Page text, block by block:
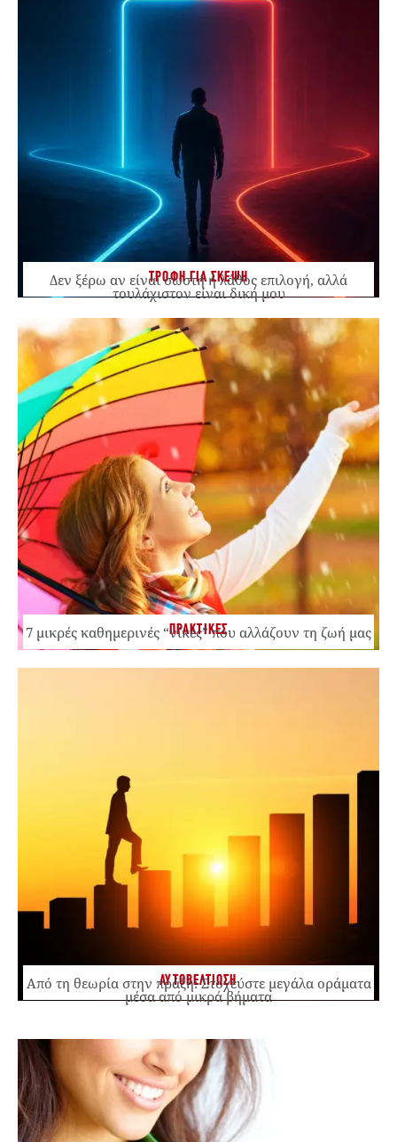
ΤΡΟΦΗ ΓΙΑ ΣΚΕΨΗ
Δεν ξέρω αν είναι σωστή ή λάθος επιλογή, αλλά
τουλάχιστον είναι δική μου
ΠΡΑΚΤΙΚΕΣ
7 μικρές καθημερινές “νίκες” που αλλάζουν τη ζωή μας
ΑΥΤΟΒΕΛΤΙΩΣΗ
Από τη θεωρία στην πράξη: Στοχεύστε μεγάλα οράματα
μέσα από μικρά βήματα